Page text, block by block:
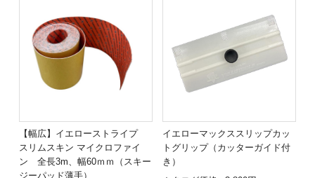
【幅広】イエローストライプ
スリムスキン マイクロファイ
ン 全長3m、幅60ｍｍ（スキー
ジーパッド薄手）
イエローマックススリップカッ
トグリップ（カッターガイド付
き）